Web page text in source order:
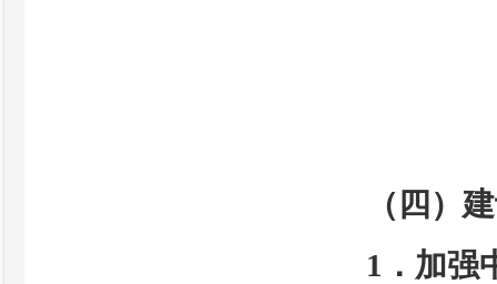
（四）
1．加强